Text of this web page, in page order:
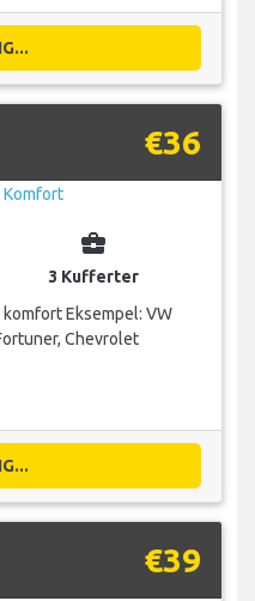
€36
business_center
3 Kufferter
Eksempel: VW
Chevrolet
€39